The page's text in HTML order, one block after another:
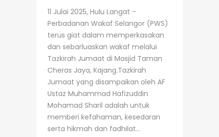
11 Julai 2025, Hulu Langat -
Perbadanan Wakaf Selangor (PWS)
terus giat dalam memperkasakan
dan sebarluaskan wakaf melalui
Tazkirah Jumaat di Masjid Taman
Cheras Jaya, Kajang.Tazkirah
Jumaat yang disampaikan oleh AF
Ustaz Muhammad Hafizuddin
Mohamad Sharil adalah untuk
memberi kefahaman, kesedaran
serta hikmah dan fadhilat...